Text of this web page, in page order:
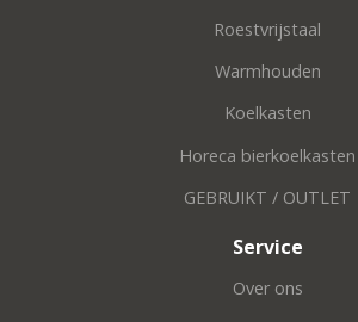
Roestvrijstaal
Warmhouden
Koelkasten
Horeca bierkoelkasten
GEBRUIKT / OUTLET
Service
Over ons